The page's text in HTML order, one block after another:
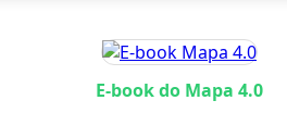
E-book do Mapa 4.0